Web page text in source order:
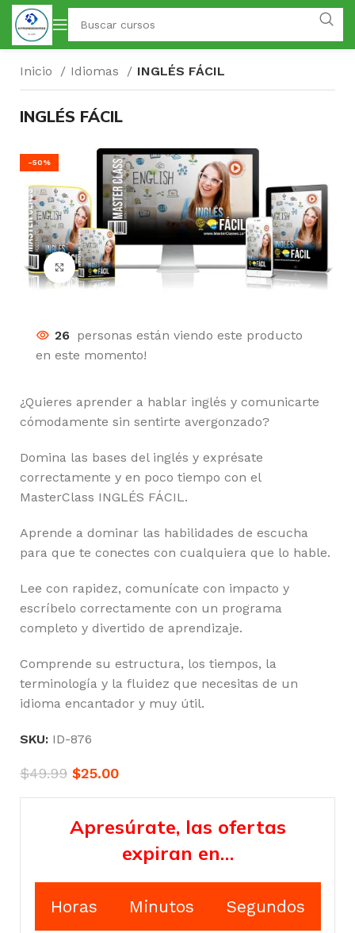
Inicio Idiomas INGLÉS FÁCIL
INGLÉS FÁCIL
-50%
Click para agrandar
26 personas están viendo este producto
en este momento!
¿Quieres aprender a hablar inglés y comunicarte
cómodamente sin sentirte avergonzado?
Domina las bases del inglés y exprésate
correctamente y en poco tiempo con el
MasterClass INGLÉS FÁCIL.
Aprende a dominar las habilidades de escucha
para que te conectes con cualquiera que lo hable.
Lee con rapidez, comunícate con impacto y
escríbelo correctamente con un programa
completo y divertido de aprendizaje.
Comprende su estructura, los tiempos, la
terminología y la fluidez que necesitas de un
idioma encantador y muy útil.
SKU: ID-876
$49.99 $25.00
Apresúrate, las ofertas
expiran en…
Horas Minutos Segundos